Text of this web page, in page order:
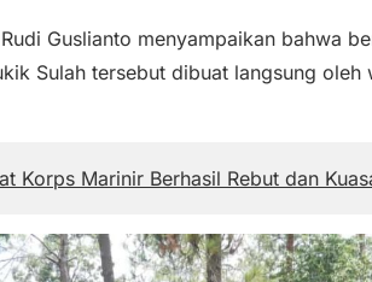
Guslianto menyampaikan bahwa
Sulah tersebut dibuat langsung oleh
Korps Marinir Berhasil Rebut dan